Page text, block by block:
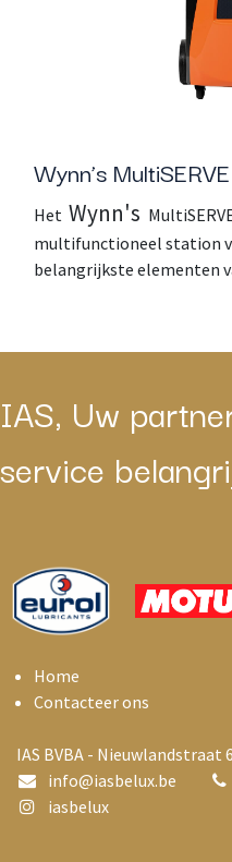
Wynn’s MultiSERVE
Het Wynn's
multifunctioneel station
belangrijkste elementen
IAS, Uw
service
Home
Contacteer ons
IAS BVBA - Nieuwlandstraat
info@iasbelux.be
iasbelux